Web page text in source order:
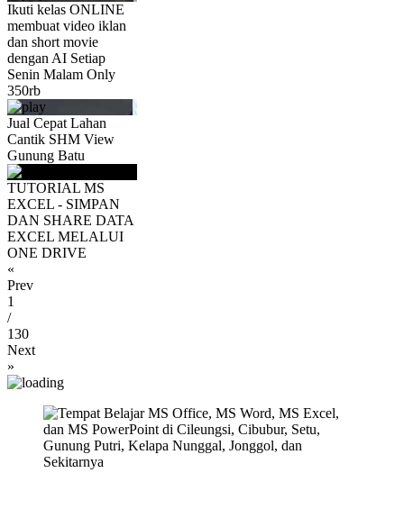
Ikuti kelas ONLINE
membuat video iklan
dan short movie
dengan AI Setiap
Senin Malam Only
350rb
Jual Cepat Lahan
Cantik SHM View
Gunung Batu
TUTORIAL MS
EXCEL - SIMPAN
DAN SHARE DATA
EXCEL MELALUI
ONE DRIVE
«
Prev
1
/
130
Next
»